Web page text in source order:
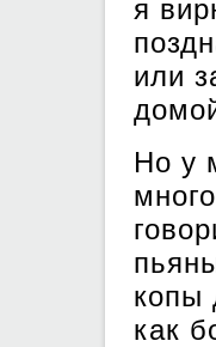
я
или
Но у
копы
как